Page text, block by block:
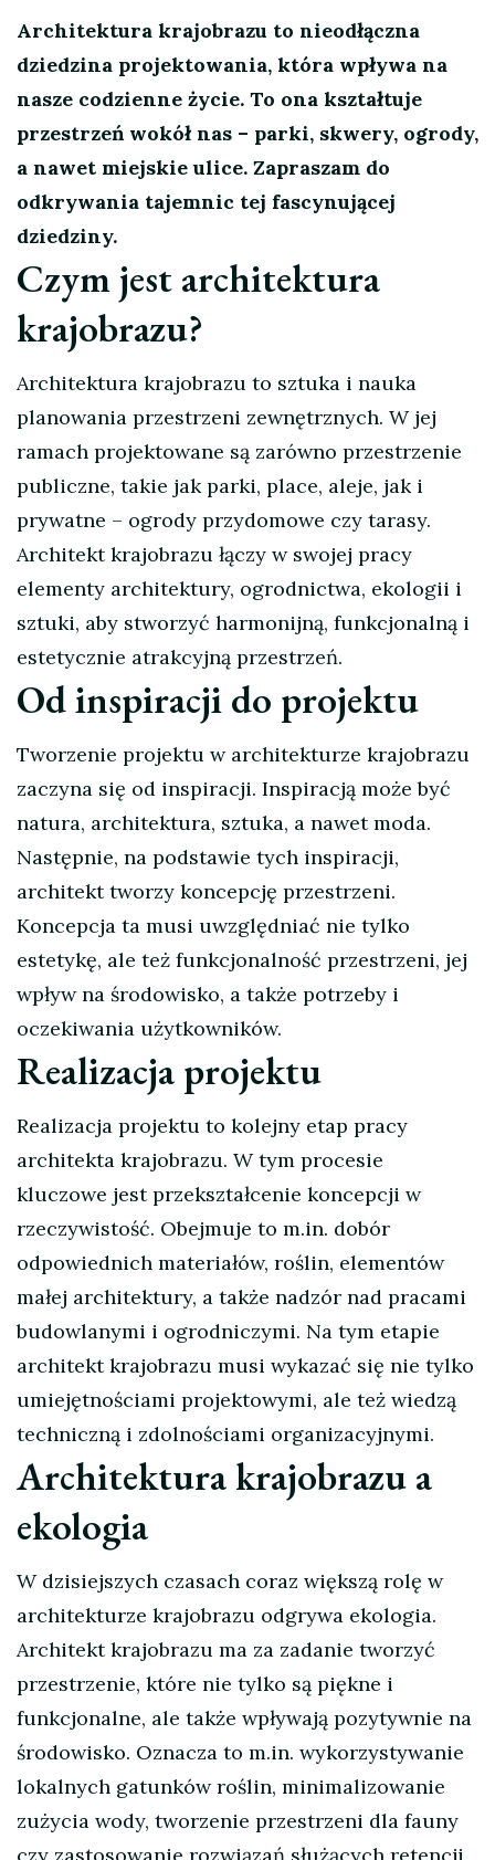
Architektura krajobrazu to nieodłączna
dziedzina projektowania, która wpływa na
nasze codzienne życie. To ona kształtuje
przestrzeń wokół nas – parki, skwery, ogrody,
a nawet miejskie ulice. Zapraszam do
odkrywania tajemnic tej fascynującej
dziedziny.
Czym jest architektura
krajobrazu?
Architektura krajobrazu to sztuka i nauka
planowania przestrzeni zewnętrznych. W jej
ramach projektowane są zarówno przestrzenie
publiczne, takie jak parki, place, aleje, jak i
prywatne – ogrody przydomowe czy tarasy.
Architekt krajobrazu łączy w swojej pracy
elementy architektury, ogrodnictwa, ekologii i
sztuki, aby stworzyć harmonijną, funkcjonalną i
estetycznie atrakcyjną przestrzeń.
Od inspiracji do projektu
Tworzenie projektu w architekturze krajobrazu
zaczyna się od inspiracji. Inspiracją może być
natura, architektura, sztuka, a nawet moda.
Następnie, na podstawie tych inspiracji,
architekt tworzy koncepcję przestrzeni.
Koncepcja ta musi uwzględniać nie tylko
estetykę, ale też funkcjonalność przestrzeni, jej
wpływ na środowisko, a także potrzeby i
oczekiwania użytkowników.
Realizacja projektu
Realizacja projektu to kolejny etap pracy
architekta krajobrazu. W tym procesie
kluczowe jest przekształcenie koncepcji w
rzeczywistość. Obejmuje to m.in. dobór
odpowiednich materiałów, roślin, elementów
małej architektury, a także nadzór nad pracami
budowlanymi i ogrodniczymi. Na tym etapie
architekt krajobrazu musi wykazać się nie tylko
umiejętnościami projektowymi, ale też wiedzą
techniczną i zdolnościami organizacyjnymi.
Architektura krajobrazu a
ekologia
W dzisiejszych czasach coraz większą rolę w
architekturze krajobrazu odgrywa ekologia.
Architekt krajobrazu ma za zadanie tworzyć
przestrzenie, które nie tylko są piękne i
funkcjonalne, ale także wpływają pozytywnie na
środowisko. Oznacza to m.in. wykorzystywanie
lokalnych gatunków roślin, minimalizowanie
zużycia wody, tworzenie przestrzeni dla fauny